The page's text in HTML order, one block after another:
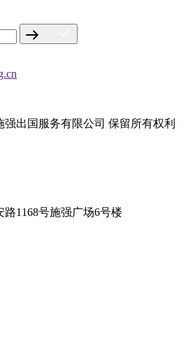
强出国服务有限公司 保留所有权利
1168号施强广场6号楼